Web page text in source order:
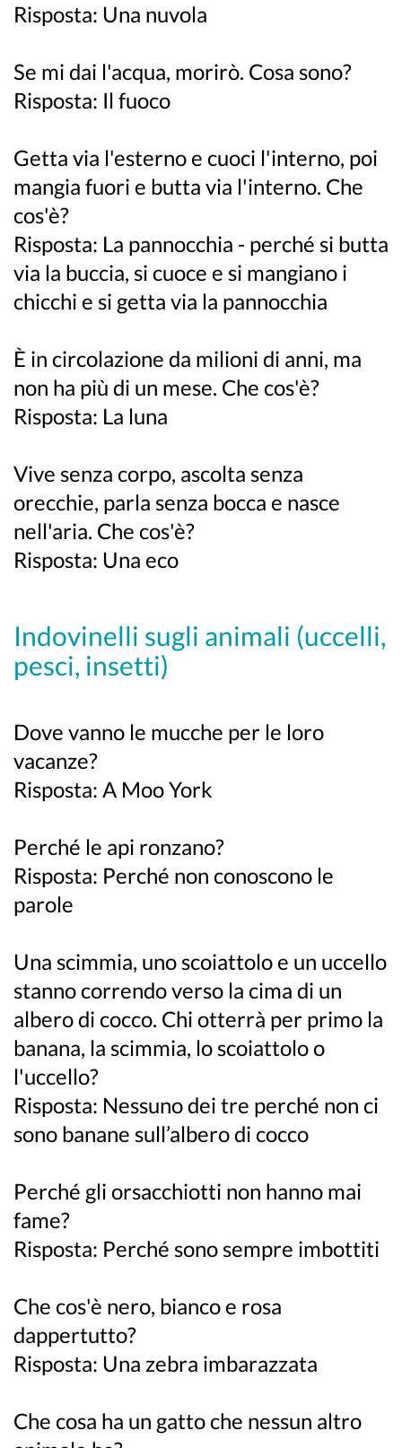
Risposta: Una nuvola
Se mi dai l'acqua, morirò. Cosa sono?
Risposta: Il fuoco
Getta via l'esterno e cuoci l'interno, poi
mangia fuori e butta via l'interno. Che
cos'è?
Risposta: La pannocchia - perché si butta
via la buccia, si cuoce e si mangiano i
chicchi e si getta via la pannocchia
È in circolazione da milioni di anni, ma
non ha più di un mese. Che cos'è?
Risposta: La luna
Vive senza corpo, ascolta senza
orecchie, parla senza bocca e nasce
nell'aria. Che cos'è?
Risposta: Una eco
Indovinelli sugli animali (uccelli,
pesci, insetti)
Dove vanno le mucche per le loro
vacanze?
Risposta: A Moo York
Perché le api ronzano?
Risposta: Perché non conoscono le
parole
Una scimmia, uno scoiattolo e un uccello
stanno correndo verso la cima di un
albero di cocco. Chi otterrà per primo la
banana, la scimmia, lo scoiattolo o
l'uccello?
Risposta: Nessuno dei tre perché non ci
sono banane sull’albero di cocco
Perché gli orsacchiotti non hanno mai
fame?
Risposta: Perché sono sempre imbottiti
Che cos'è nero, bianco e rosa
dappertutto?
Risposta: Una zebra imbarazzata
Che cosa ha un gatto che nessun altro